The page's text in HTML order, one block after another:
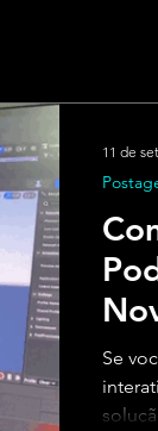
Se
11 de